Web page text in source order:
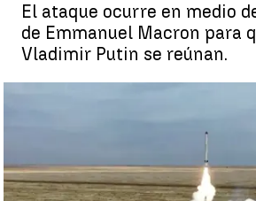
El ataque ocurre en medio
de Emmanuel Macron para
Vladimir Putin se reúnan.